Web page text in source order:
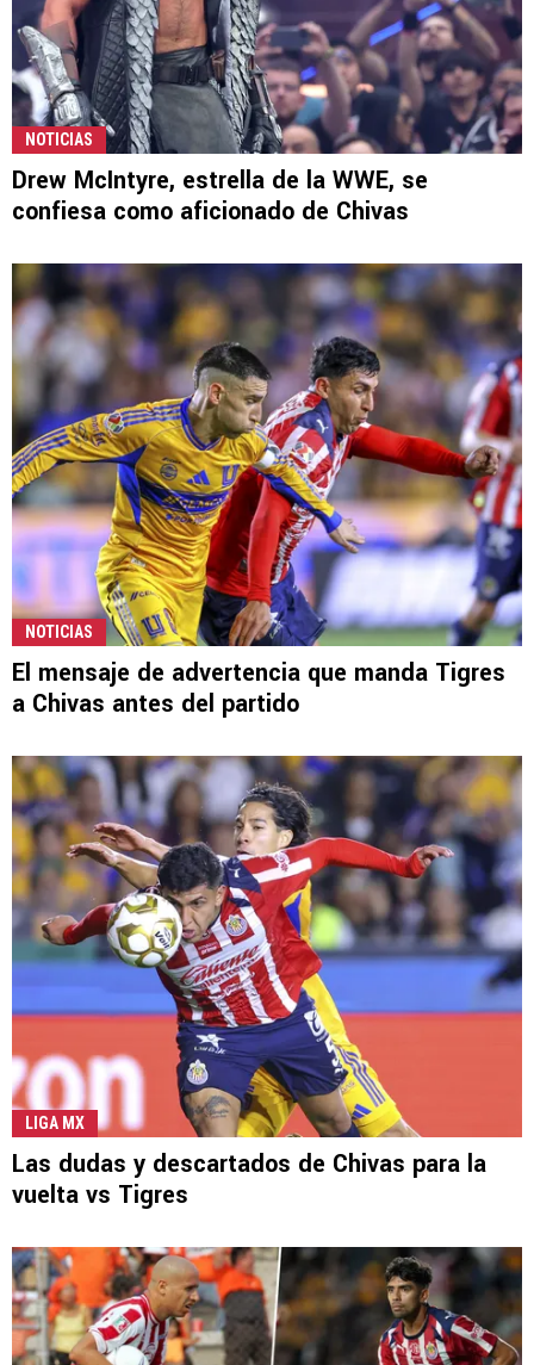
NOTICIAS
Drew McIntyre, estrella de la WWE, se
confiesa como aficionado de Chivas
NOTICIAS
El mensaje de advertencia que manda Tigres
a Chivas antes del partido
LIGA MX
Las dudas y descartados de Chivas para la
vuelta vs Tigres